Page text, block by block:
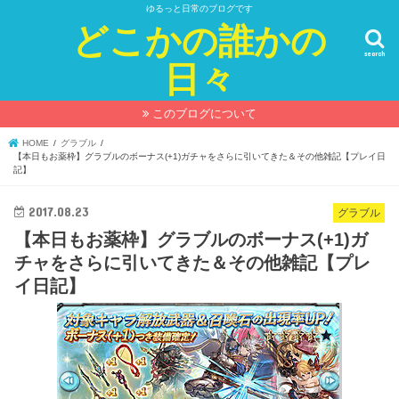
ゆるっと日常のブログです
どこかの誰かの
日々
search
このブログについて
HOME
グラブル
【本日もお薬枠】グラブルのボーナス(+1)ガチャをさらに引いてきた＆その他雑記【プレイ日
記】
グラブル
2017.08.23
【本日もお薬枠】グラブルのボーナス(+1)ガ
チャをさらに引いてきた＆その他雑記【プレ
イ日記】